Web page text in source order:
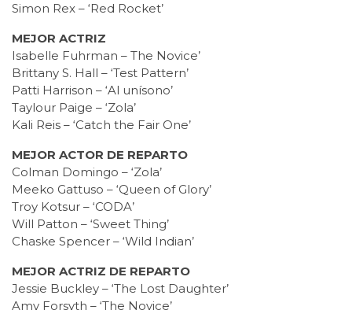
Simon Rex – ‘Red Rocket’
MEJOR ACTRIZ
Isabelle Fuhrman – The Novice’
Brittany S. Hall – ‘Test Pattern’
Patti Harrison – ‘Al unísono’
Taylour Paige – ‘Zola’
Kali Reis – ‘Catch the Fair One’
MEJOR ACTOR DE REPARTO
Colman Domingo – ‘Zola’
Meeko Gattuso – ‘Queen of Glory’
Troy Kotsur – ‘CODA’
Will Patton – ‘Sweet Thing’
Chaske Spencer – ‘Wild Indian’
MEJOR ACTRIZ DE REPARTO
Jessie Buckley – ‘The Lost Daughter’
Amy Forsyth – ‘The Novice’